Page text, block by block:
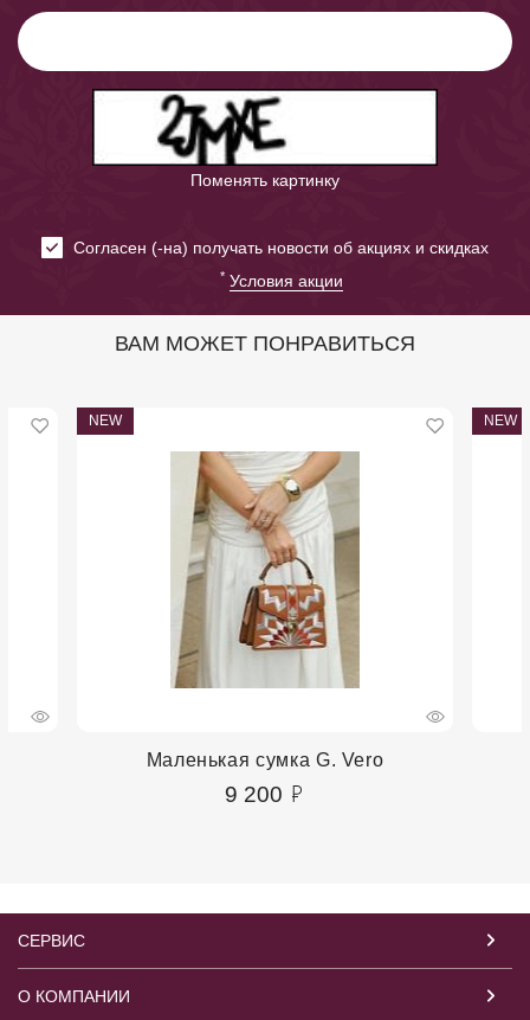
Поменять картинку
Cогласен (-на) получать новости об акциях и скидках
* Условия акции
ВАМ МОЖЕТ ПОНРАВИТЬСЯ
NEW
Маленькая сумка G. Vero
9 200
NEW
СЕРВИС
О КОМПАНИИ